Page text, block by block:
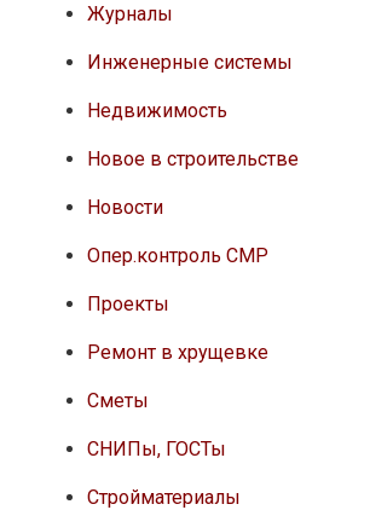
Журналы
Инженерные системы
Недвижимость
Новое в строительстве
Новости
Опер.контроль СМР
Проекты
Ремонт в хрущевке
Сметы
СНИПы, ГОСТы
Стройматериалы